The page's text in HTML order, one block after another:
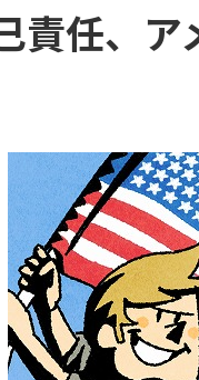
責任、